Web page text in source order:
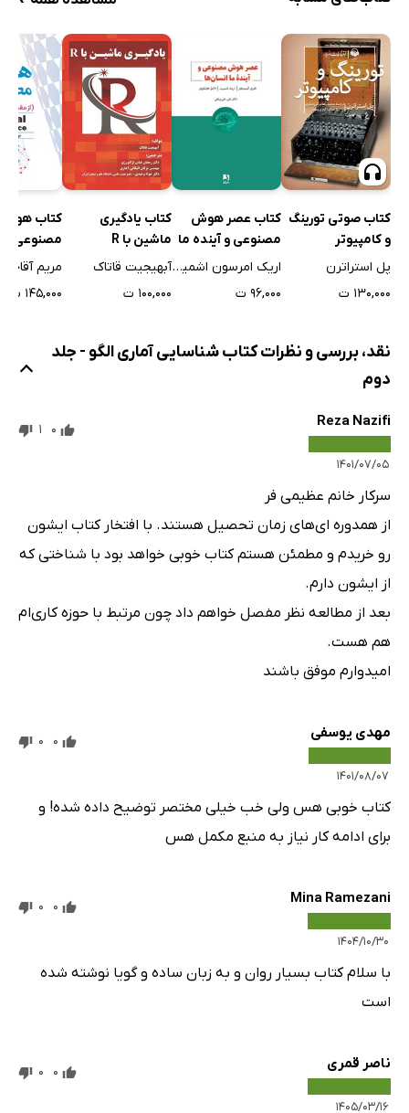
کتاب صوتی تورینگ
و کامپیوتر
پل استراترن
۱۳۰,۰۰۰ ت
کتاب عصر هوش
مصنوعی و آینده ما
انسان‌ها
اریک امرسون اشمیت
۹۶,۰۰۰ ت
کتاب یادگیری
ماشین با R
آبهیجیت قاتاک
۱۰۰,۰۰۰ ت
کتاب هوش
مصنوعی
مریم
۱۴۵,۰۰۰ ت
نقد، بررسی و نظرات کتاب شناسایی آماری الگو - جلد
دوم
Reza Nazifi
۱۴۰۱/۰۷/۰۵
0
1
سرکار خانم عظیمی فر
از همدوره ای‌های زمان تحصیل هستند. با افتخار کتاب ایشون
رو خریدم و مطمئن هستم کتاب خوبی خواهد بود با شناختی که
از ایشون دارم.
بعد از مطالعه نظر مفصل خواهم داد چون مرتبط با حوزه کاری‌ام
هم هست.
امیدوارم موفق باشند
مهدی یوسفی
۱۴۰۱/۰۸/۰۷
0
0
کتاب خوبی هس ولی خب خیلی مختصر توضیح داده شده! و
برای ادامه کار نیاز به منبع مکمل هس
Mina Ramezani
۱۴۰۴/۱۰/۳۰
0
0
با سلام کتاب بسیار روان و به زبان ساده و گویا نوشته شده
است
ناصر قمری
۱۴۰۵/۰۳/۱۶
0
0